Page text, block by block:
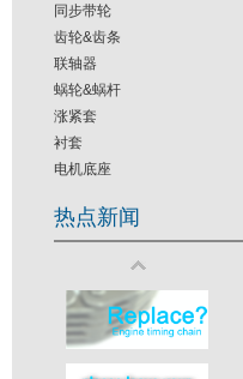
同步带轮
齿轮&齿条
联轴器
蜗轮&蜗杆
涨紧套
衬套
电机底座
热点新闻